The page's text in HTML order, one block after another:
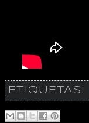
ETIQUETAS: